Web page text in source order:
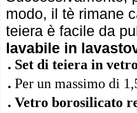
modo, il tè rimane
teiera è facile da
lavabile in
Set di teiera in
Per un massimo di
Vetro borosilicato